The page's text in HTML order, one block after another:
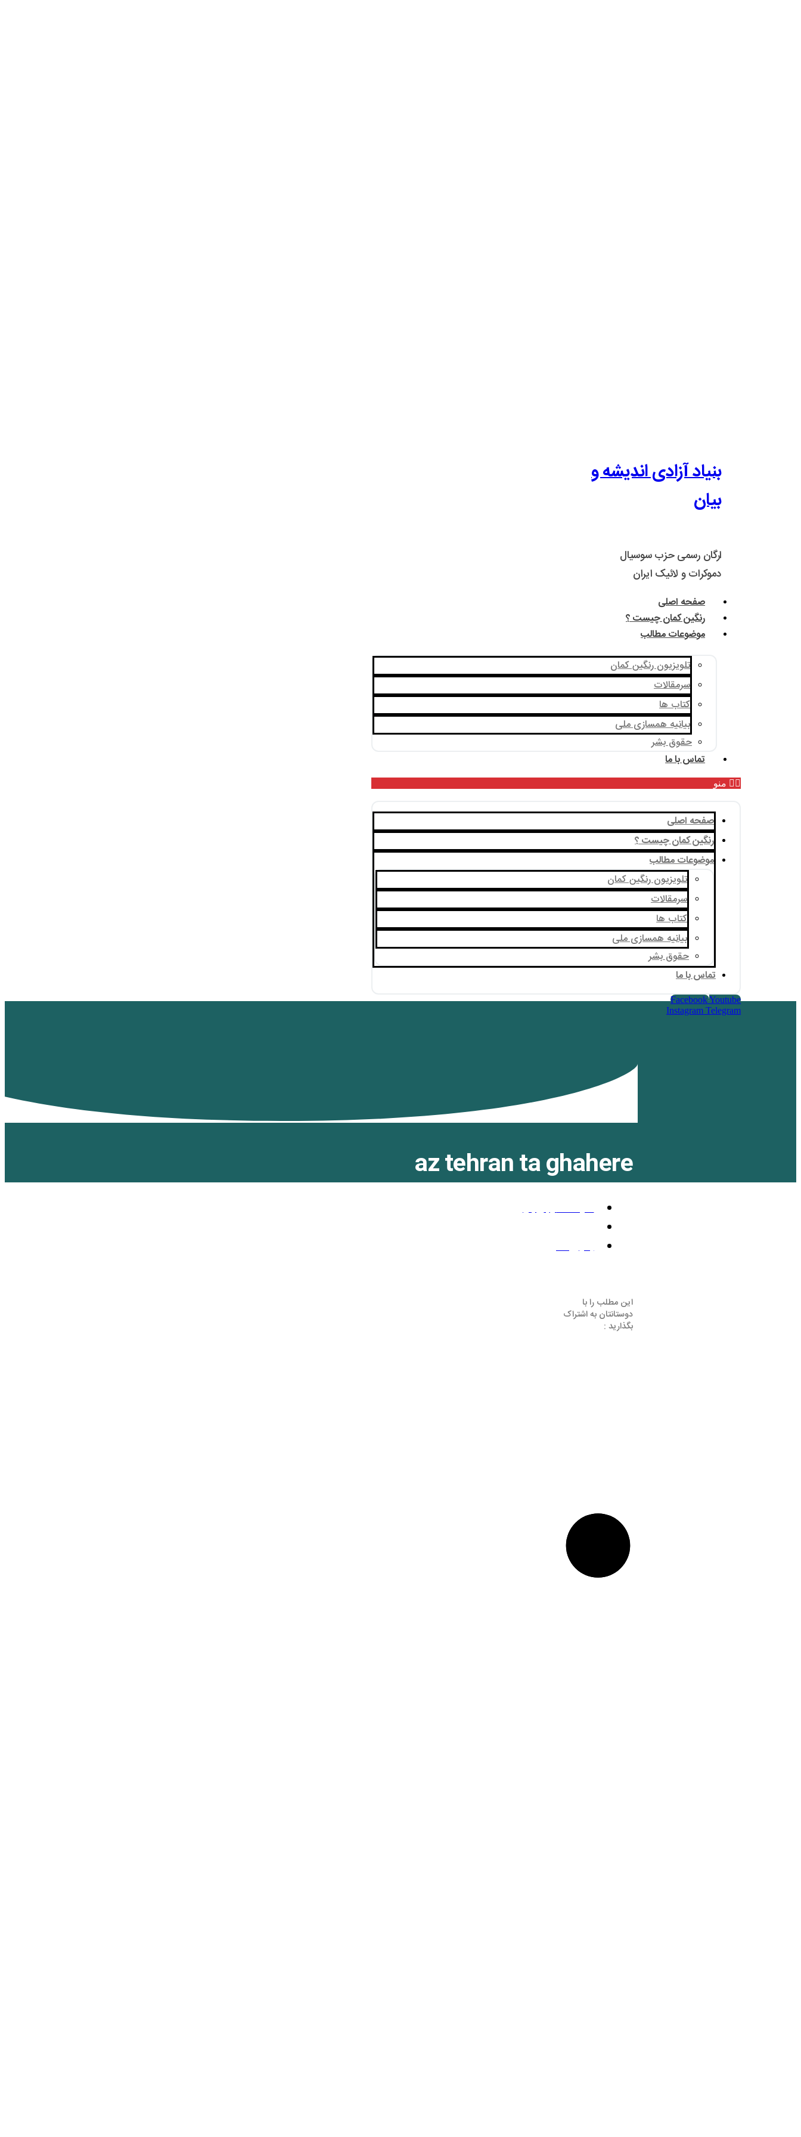
بنیاد آزادی اندیشه و
بیان
ارگان رسمی حزب سوسیال
دموکرات و لائیک ایران
صفحه اصلی
رنگین کمان چیست ؟
موضوعات مطالب
تلویزیون رنگین کمان
سرمقالات
کتاب ها
بیانیه همسازی ملی
حقوق بشر
تماس با ما
منو
صفحه اصلی
رنگین کمان چیست ؟
موضوعات مطالب
تلویزیون رنگین کمان
سرمقالات
کتاب ها
بیانیه همسازی ملی
حقوق بشر
تماس با ما
FacebookYoutube
Instagram Telegram
az tehran ta ghahere
آگوست 3, 2012
بدون نظر
این مطلب را با
دوستانتان به اشتراک
بگذارید :